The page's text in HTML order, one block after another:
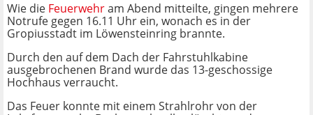
Wie die Feuerwehram Abend mitteilte, gingen mehrere
Notrufe gegen 16.11 Uhr ein, wonach es in der
Gropiusstadt im Löwensteinring brannte.
Durch den auf dem Dach der Fahrstuhlkabine
ausgebrochenen Brand wurde das 13-geschossige
Hochhaus verraucht.
Das Feuer konnte mit einem Strahlrohr von der